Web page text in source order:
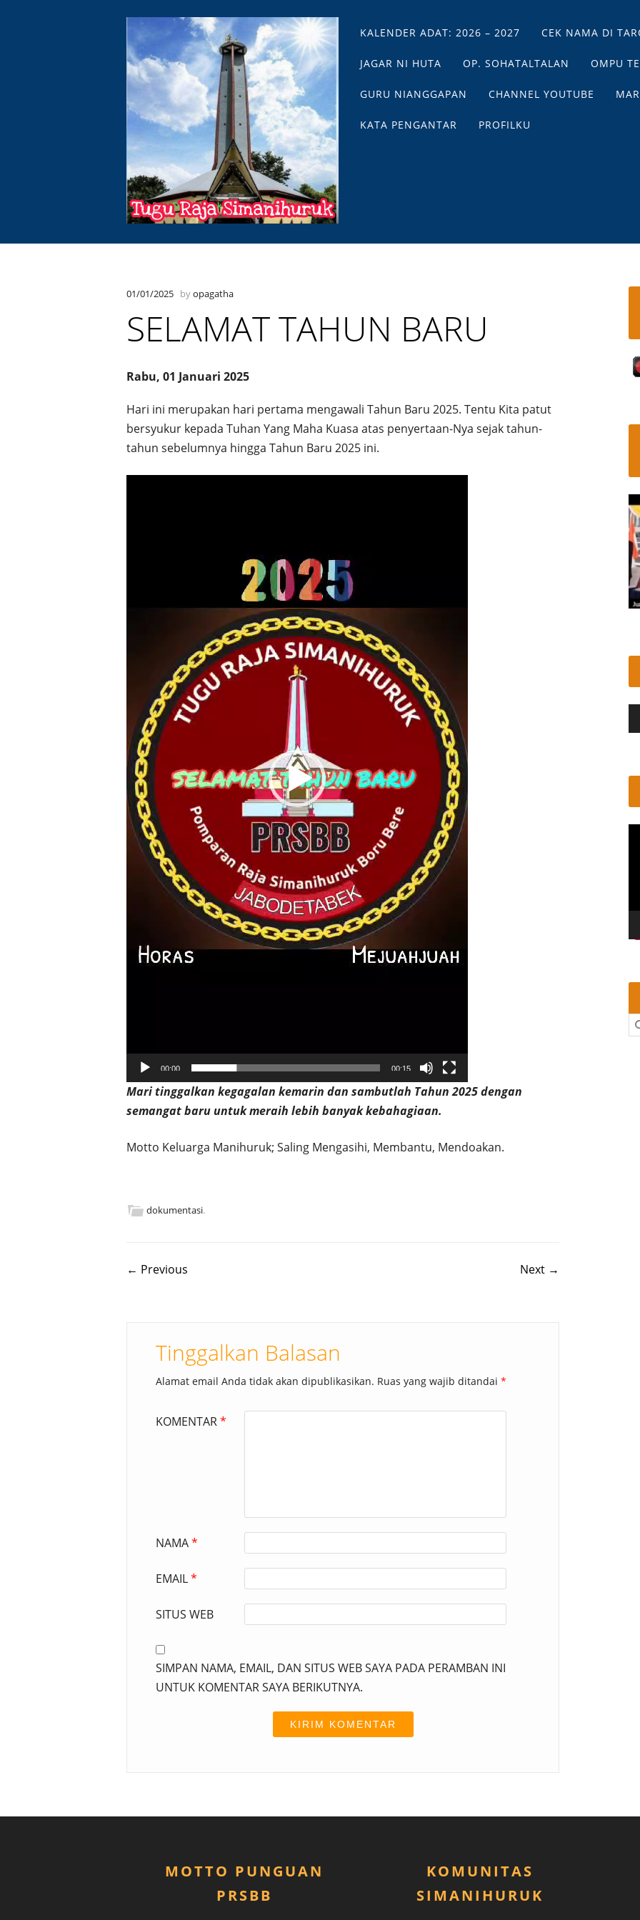
Main menu
Skip
content
KALENDER ADAT: 2026 – 2027 CEK NAMA DI
JAGAR NI HUTA OP. SOHATALTALAN OMPU
GURU NIANGGAPAN CHANNEL YOUTUBE
KATA PENGANTAR PROFILKU
01/01/2025 byopagatha
SELAMAT TAHUN BARU
Rabu, 01 Januari 2025
Hari ini merupakan hari pertama mengawali Tahun Baru 2025. Tentu Kita patut
bersyukur kepada Tuhan Yang Maha Kuasa atas penyertaan-Nya sejak tahun-
tahun sebelumnya hingga Tahun Baru 2025 ini.
00:00 00:15
Mari tinggalkan kegagalan kemarin dan sambutlah Tahun 2025 dengan
semangat baru untuk meraih lebih banyak kebahagiaan.
Motto Keluarga Manihuruk; Saling Mengasihi, Membantu, Mendoakan.
dokumentasi.
Post navigation
← Previous Next →
Tinggalkan Balasan
Alamat email Anda tidak akan dipublikasikan. Ruas yang wajib ditandai *
KOMENTAR*
NAMA*
EMAIL*
SITUS WEB
SIMPAN NAMA, EMAIL, DAN SITUS WEB SAYA PADA PERAMBAN INI
UNTUK KOMENTAR SAYA BERIKUTNYA.
MOTTO PUNGUAN
PRSBB
KOMUNITAS
SIMANIHURUK